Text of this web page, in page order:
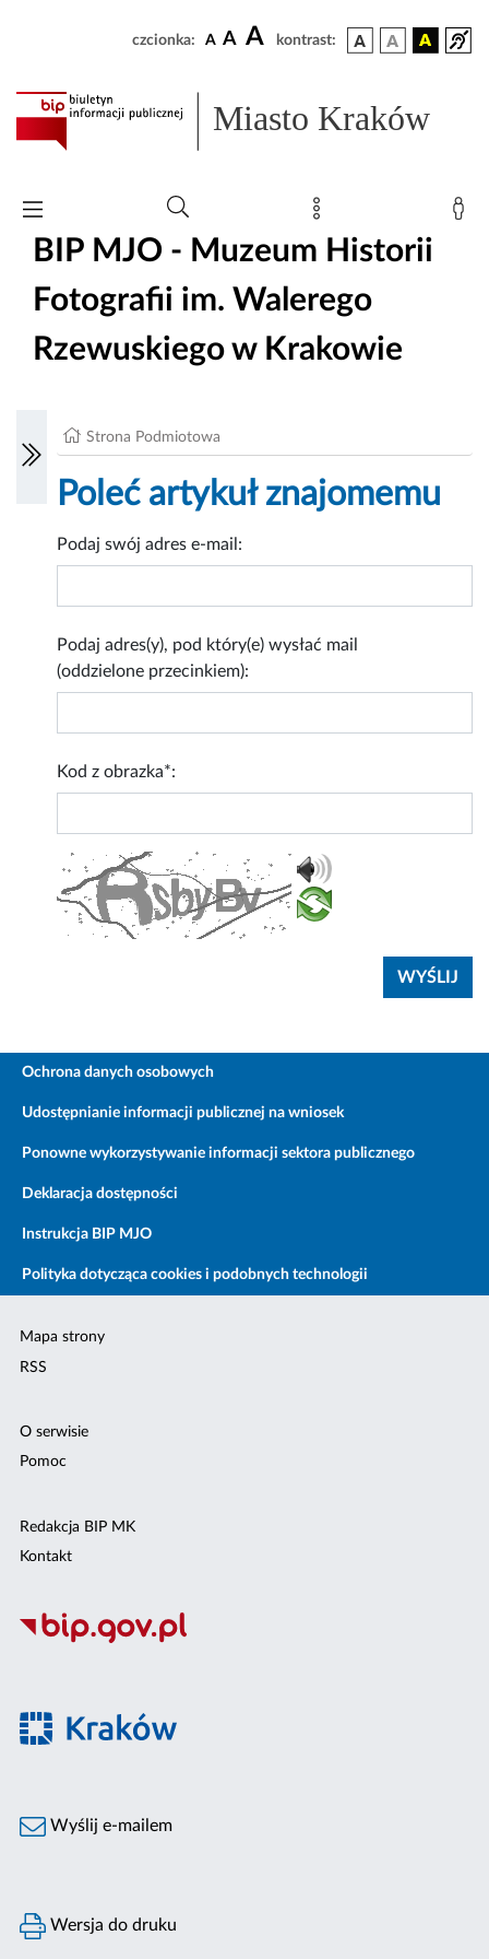
czcionka: A A A kontrast:
Miasto Kraków
BIP MJO - Muzeum Historii
Fotografii im. Walerego
Rzewuskiego w Krakowie
Strona Podmiotowa
Poleć artykuł znajomemu
Podaj swój adres e-mail:
Podaj adres(y), pod który(e) wysłać mail
(oddzielone przecinkiem):
Kod z obrazka*:
Ochrona danych osobowych
Udostępnianie informacji publicznej na wniosek
Ponowne wykorzystywanie informacji sektora publicznego
Deklaracja dostępności
Instrukcja BIP MJO
Polityka dotycząca cookies i podobnych technologii
Mapa strony
RSS
O serwisie
Pomoc
Redakcja BIP MK
Kontakt
Wyślij e-mailem
Wersja do druku